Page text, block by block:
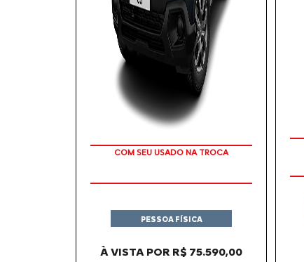
COM SEU USADO NA TROCA
À VISTA POR R$ 75.590,00
PESSOA FÍSICA